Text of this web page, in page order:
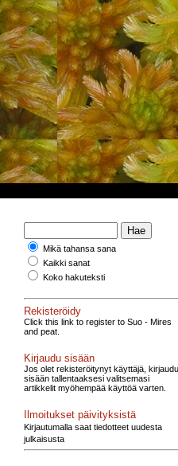
Mikä tahansa sana
Kaikki sanat
Koko hakuteksti
Rekisteröidy
Click this link to register to Suo - Mires
and peat.
Kirjaudu sisään
Jos olet rekisteröitynyt käyttäjä, kirjaudu
sisään tallentaaksesi valitsemasi
artikkelit myöhempää käyttöä varten.
Ilmoitukset päivityksistä
Kirjautumalla saat tiedotteet uudesta
julkaisusta